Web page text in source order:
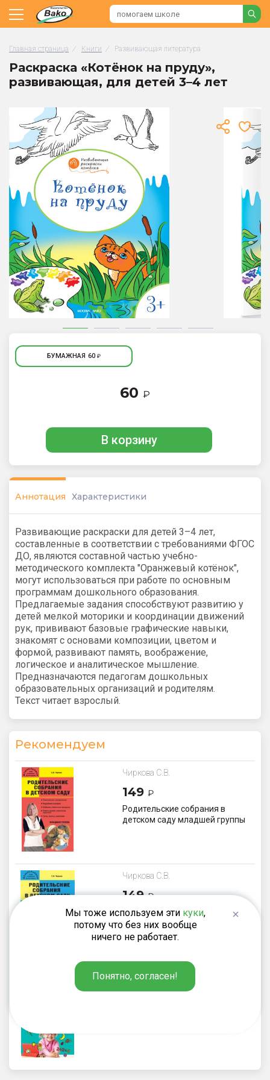
Главная страница / Книги / Развивающая литература
Раскраска «Котёнок на пруду»,
развивающая, для детей 3–4 лет
БУМАЖНАЯ 60 ₽
60 ₽
В корзину
Аннотация Характеристики
Развивающие раскраски для детей 3–4 лет,
составленные в соответствии с требованиями ФГОС
ДО, являются составной частью учебно-
методического комплекта "Оранжевый котёнок",
могут использоваться при работе по основным
программам дошкольного образования.
Предлагаемые задания способствуют развитию у
детей мелкой моторики и координации движений
рук, прививают базовые графические навыки,
знакомят с основами композиции, цветом и
формой, развивают память, воображение,
логическое и аналитическое мышление.
Предназначаются педагогам дошкольных
образовательных организаций и родителям.
Текст читает взрослый.
Рекомендуем
Чиркова С.В.
149 ₽
Родительские собрания в
детском саду младшей группы
Чиркова С.В.
149₽
Родительские собрания в
детском саду средней группы
Пахомова Н.Ю.
Мы тоже используем эти куки,
потому что без них вообще
ничего не работает.
Понятно, согласен!